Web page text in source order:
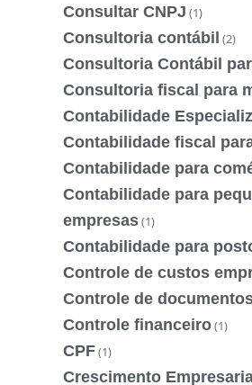
Consultar CNPJ (1)
Consultoria contábil (2)
Consultoria Contábil
Consultoria fiscal para
Contabilidade
Contabilidade fiscal
Contabilidade para
Contabilidade para
empresas(1)
Contabilidade para
Controle de custos
Controle de
Controle financeiro(1)
CPF(1)
Crescimento